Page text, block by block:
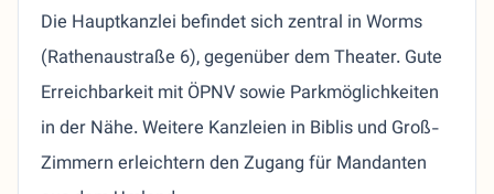
Die Hauptkanzlei befindet sich zentral in Worms
(Rathenaustraße 6), gegenüber dem Theater. Gute
Erreichbarkeit mit ÖPNV sowie Parkmöglichkeiten
in der Nähe. Weitere Kanzleien in Biblis und Groß-
Zimmern erleichtern den Zugang für Mandanten